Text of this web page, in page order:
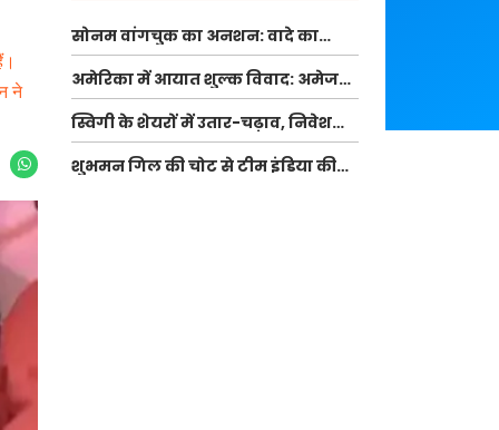
ने
सोनम वांगचुक का अनशन: वादे का
उल्लंघन और राजनीतिक विश्वास का
संकट
अमेरिका में आयात शुल्क विवाद: अमेजन
को 60 करोड़ डॉलर की वापसी
स्विगी के शेयरों में उतार-चढ़ाव, निवेशकों
की नजर भविष्य की योजनाओं पर
शुभमन गिल की चोट से टीम इंडिया की